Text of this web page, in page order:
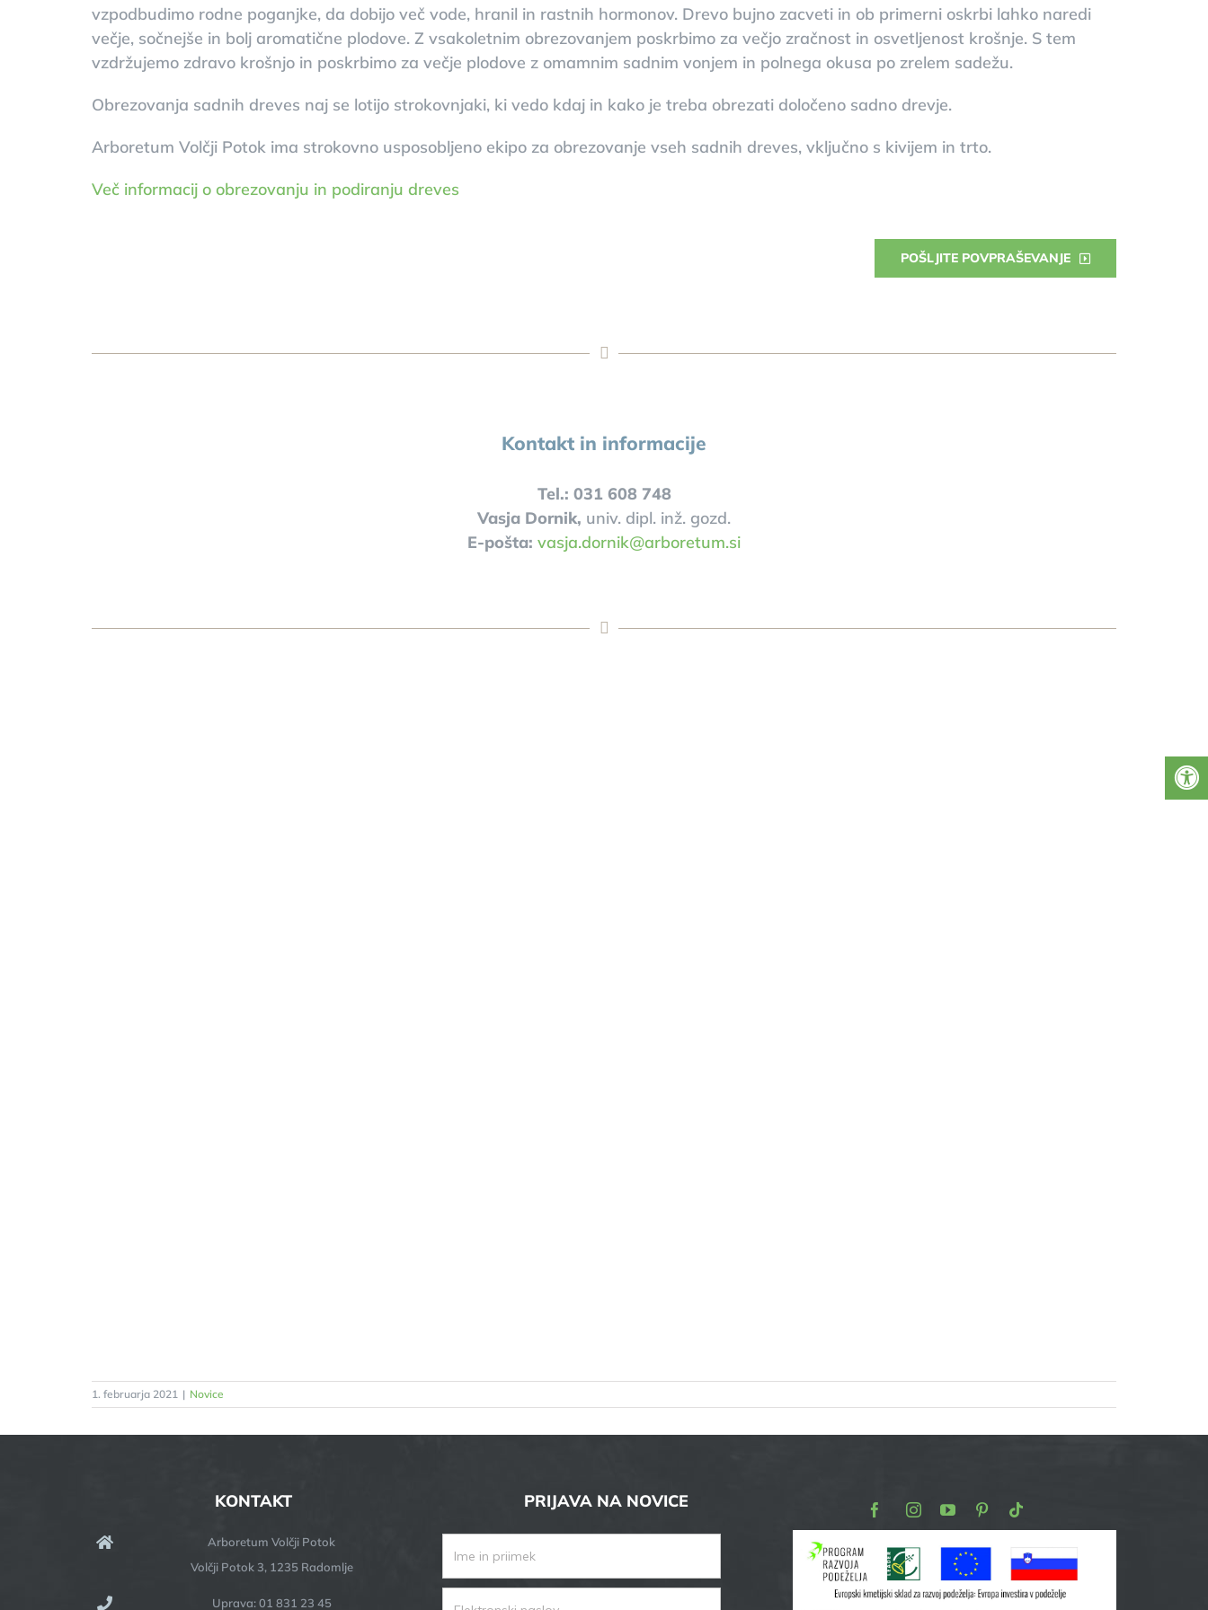
vzpodbudimo rodne poganjke, da dobijo več vode, hranil in rastnih hormonov. Drevo bujno zacveti in ob primerni oskrbi lahko naredi
večje, sočnejše in bolj aromatične plodove. Z vsakoletnim obrezovanjem poskrbimo za večjo zračnost in osvetljenost krošnje. S tem
vzdržujemo zdravo krošnjo in poskrbimo za večje plodove z omamnim sadnim vonjem in polnega okusa po zrelem sadežu.
Obrezovanja sadnih dreves naj se lotijo strokovnjaki, ki vedo kdaj in kako je treba obrezati določeno sadno drevje.
Arboretum Volčji Potok ima strokovno usposobljeno ekipo za obrezovanje vseh sadnih dreves, vključno s kivijem in trto.
Več informacij o obrezovanju in podiranju dreves
POŠLJITE POVPRAŠEVANJE
Kontakt in informacije
Tel.: 031 608 748
Vasja Dornik, univ. dipl. inž. gozd.
E-pošta: vasja.dornik@arboretum.si
1. februarja 2021 | Novice
KONTAKT
Arboretum Volčji Potok
Volčji Potok 3, 1235 Radomlje
Uprava: 01 831 23 45
PRIJAVA NA NOVICE FacebookInstagram
YoutubePinterest